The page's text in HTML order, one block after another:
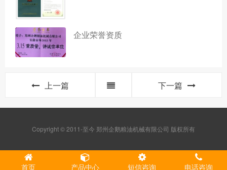
企业荣誉资质
上一篇 下一篇
Copyright © 2011-至今 郑州企鹅粮油机械有限公司 版权所有
首页 产品中心 短信咨询 电话咨询